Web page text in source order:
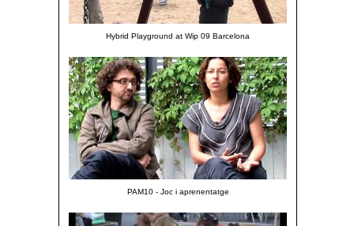
Hybrid Playground at Wip 09 Barcelona
PAM10 - Joc i aprenentatge